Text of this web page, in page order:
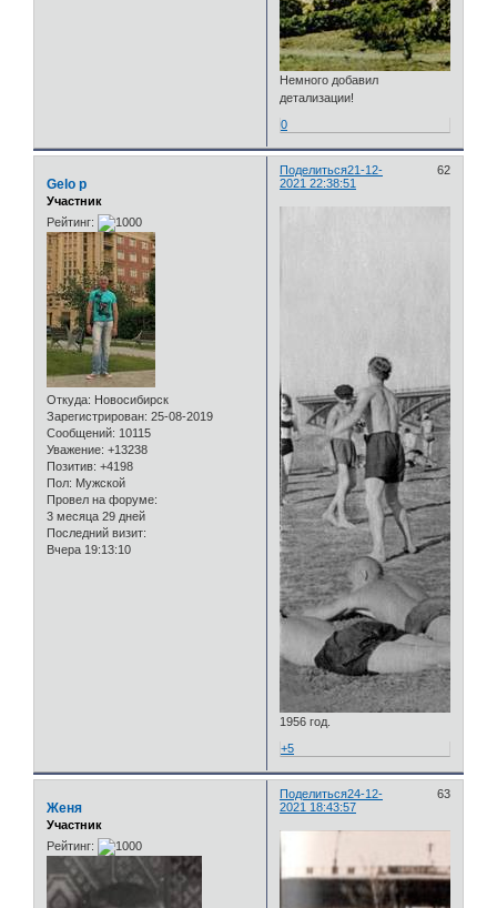
Немного добавил
детализации!
0
Поделиться 62
21-12-
2021 22:38:51
Gelo p
Участник
Рейтинг:
Откуда: Новосибирск
Зарегистрирован: 25-08-2019
Сообщений: 10115
Уважение: +13238
Позитив: +4198
Пол: Мужской
Провел на форуме:
3 месяца 29 дней
Последний визит:
Вчера 19:13:10
1956 год.
+5
Поделиться 63
24-12-
2021 18:43:57
Женя
Участник
Рейтинг: